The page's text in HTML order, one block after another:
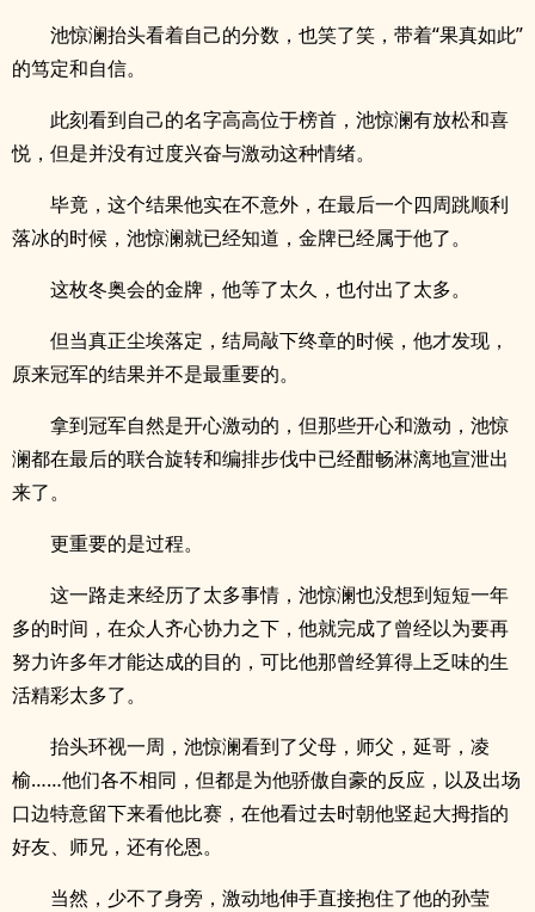
池惊澜抬头看着自己的分数，也笑了笑，带着“果真如此”
的笃定和自信。
此刻看到自己的名字高高位于榜首，池惊澜有放松和喜
悦，但是并没有过度兴奋与激动这种情绪。
毕竟，这个结果他实在不意外，在最后一个四周跳顺利
落冰的时候，池惊澜就已经知道，金牌已经属于他了。
这枚冬奥会的金牌，他等了太久，也付出了太多。
但当真正尘埃落定，结局敲下终章的时候，他才发现，
原来冠军的结果并不是最重要的。
拿到冠军自然是开心激动的，但那些开心和激动，池惊
澜都在最后的联合旋转和编排步伐中已经酣畅淋漓地宣泄出
来了。
更重要的是过程。
这一路走来经历了太多事情，池惊澜也没想到短短一年
多的时间，在众人齐心协力之下，他就完成了曾经以为要再
努力许多年才能达成的目的，可比他那曾经算得上乏味的生
活精彩太多了。
抬头环视一周，池惊澜看到了父母，师父，延哥，凌
榆……他们各不相同，但都是为他骄傲自豪的反应，以及出场
口边特意留下来看他比赛，在他看过去时朝他竖起大拇指的
好友、师兄，还有伦恩。
当然，少不了身旁，激动地伸手直接抱住了他的孙莹